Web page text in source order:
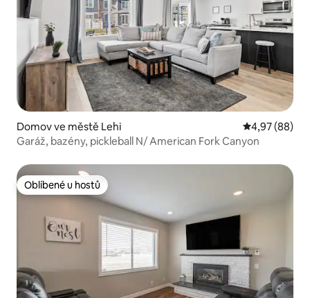
Domov ve městě Lehi Průměrné
4,97 (88)
Garáž, bazény, pickleball N/ American Fork Canyon
Oblíbené u hostů
Oblíbené u hostů